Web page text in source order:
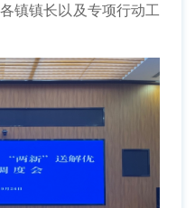
镇镇长以及专项行动工